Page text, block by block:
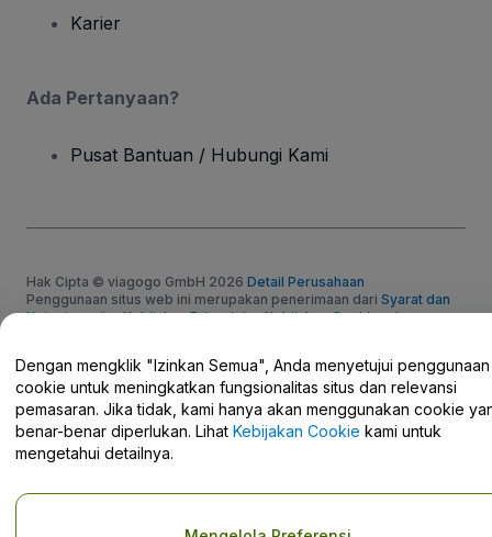
Karier
Ada Pertanyaan?
Pusat Bantuan / Hubungi Kami
Hak Cipta © viagogo GmbH 2026 Detail Perusahaan
Penggunaan situs web ini merupakan penerimaan dari Syarat dan
KetentuandanKebijakan PrivasidanKebijakan Cookiesdan
Dengan mengklik "Izinkan Semua", Anda menyetujui penggunaan
cookie untuk meningkatkan fungsionalitas situs dan relevansi
pemasaran. Jika tidak, kami hanya akan menggunakan cookie
benar-benar diperlukan. Lihat Kebijakan Cookie kami untuk
mengetahui detailnya.